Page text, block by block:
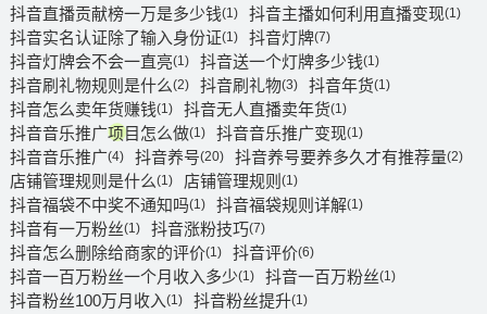
抖音直播贡献榜一万是多少钱(1) 抖音主播如何利用直播变现(1)
抖音实名认证除了输入身份证(1) 抖音灯牌(7)
抖音灯牌会不会一直亮(1) 抖音送一个灯牌多少钱(1)
抖音刷礼物规则是什么(2) 抖音刷礼物(3) 抖音年货(1)
抖音怎么卖年货赚钱(1) 抖音无人直播卖年货(1)
抖音音乐推广项目怎么做(1) 抖音音乐推广变现(1)
抖音音乐推广(4) 抖音养号(20) 抖音养号要养多久才有推荐量(2)
店铺管理规则是什么(1) 店铺管理规则 (1)
抖音福袋不中奖不通知吗(1) 抖音福袋规则详解(1)
抖音有一万粉丝(1) 抖音涨粉技巧(7)
抖音怎么删除给商家的评价(1) 抖音评价(6)
抖音一百万粉丝一个月收入多少(1) 抖音一百万粉丝(1)
抖音粉丝100万月收入(1) 抖音粉丝提升(1)